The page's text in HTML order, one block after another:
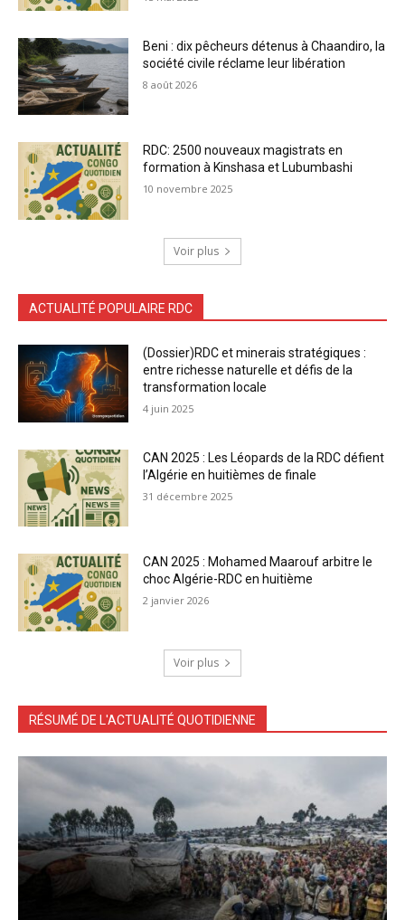
Beni : dix pêcheurs détenus à Chaandiro, la
société civile réclame leur libération
8 août 2026
RDC: 2500 nouveaux magistrats en
formation à Kinshasa et Lubumbashi
10 novembre 2025
Voir plus
ACTUALITÉ POPULAIRE RDC
(Dossier)RDC et minerais stratégiques :
entre richesse naturelle et défis de la
transformation locale
4 juin 2025
CAN 2025 : Les Léopards de la RDC défient
l’Algérie en huitièmes de finale
31 décembre 2025
CAN 2025 : Mohamed Maarouf arbitre le
choc Algérie-RDC en huitième
2 janvier 2026
Voir plus
RÉSUMÉ DE L'ACTUALITÉ QUOTIDIENNE